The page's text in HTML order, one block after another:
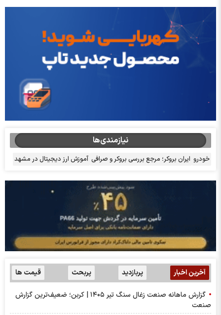
نیازمندی‌ها
خودرو ایران بروکر؛ مرجع بررسی بروکر و صرافی آموزش ارز دیجیتال در مشهد
آخرین اخبار پربازدید پربحث قیمت ها
گزارش ماهانه صنعت زغال سنگ تیر ۱۴۰۵ | کربن؛ ضعیف‌ترین گزارش
صنعت